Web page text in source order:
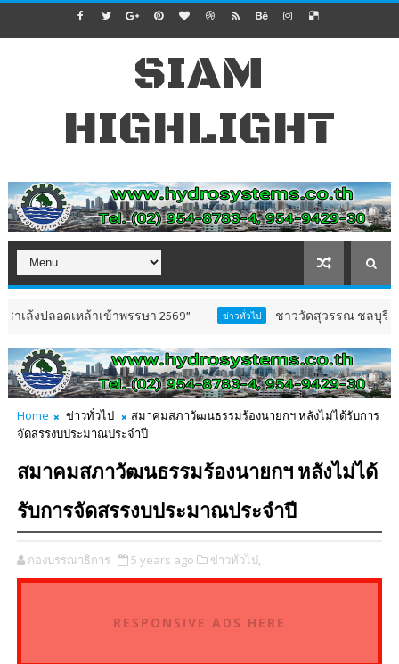
SIAM
HIGHLIGHT
หล้าเข้าพรรษา 2569” ข่าวทั่วไป ชาววัดสุวรรณ ชลบุรี เปิดตัว “ธ
Home ข่าวทั่วไป
สมาคมสภาวัฒนธรรมร้องนายกฯ หลังไม่ได้รับการ
จัดสรรงบประมาณประจำปี
สมาคมสภาวัฒนธรรมร้องนายกฯ หลังไม่ได้
รับการจัดสรรงบประมาณประจำปี
กองบรรณาธิการ 5 years ago ข่าวทั่วไป,
RESPONSIVE ADS HERE